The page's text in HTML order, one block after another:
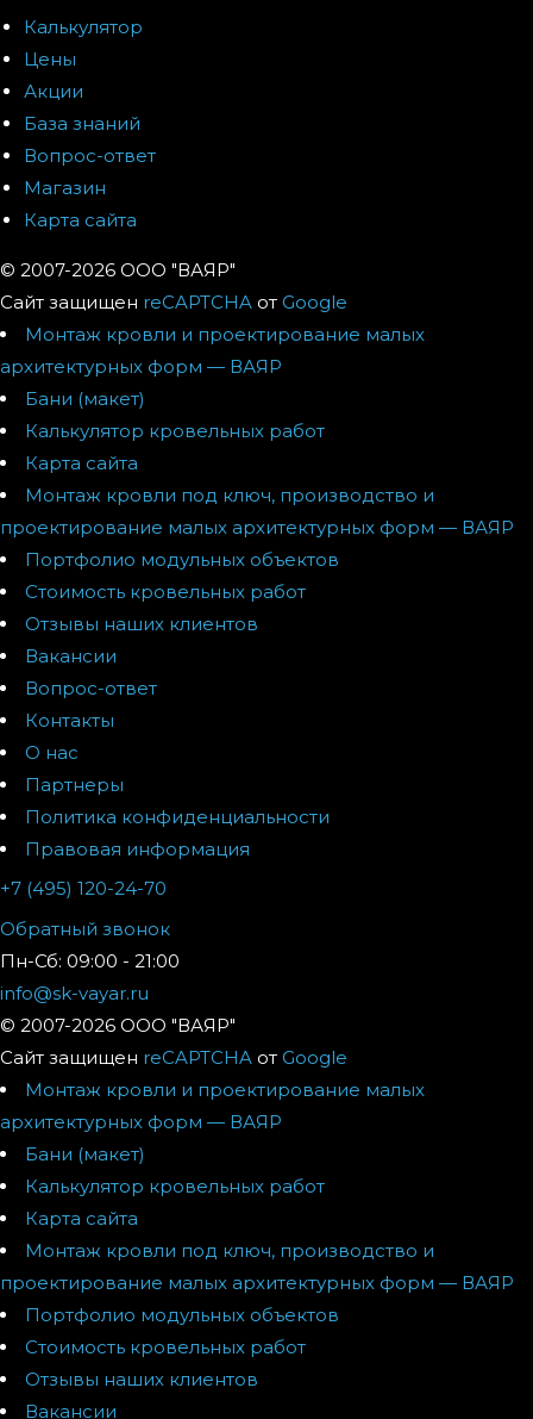
Калькулятор
Цены
Акции
База знаний
Вопрос-ответ
Магазин
Карта сайта
© 2007-2026 ООО "ВАЯР"
Сайт защищен reCAPTCHA от Google
Монтаж кровли и проектирование малых
архитектурных форм — ВАЯР
Бани (макет)
Калькулятор кровельных работ
Карта сайта
Монтаж кровли под ключ, производство и
проектирование малых архитектурных форм — ВАЯР
Портфолио модульных объектов
Стоимость кровельных работ
Отзывы наших клиентов
Вакансии
Вопрос-ответ
Контакты
О нас
Партнеры
Политика конфиденциальности
Правовая информация
+7 (495) 120-24-70
Обратный звонок
Пн-Сб: 09:00 - 21:00
info@sk-vayar.ru
© 2007-2026 ООО "ВАЯР"
Сайт защищен reCAPTCHA от Google
Монтаж кровли и проектирование малых
архитектурных форм — ВАЯР
Бани (макет)
Калькулятор кровельных работ
Карта сайта
Монтаж кровли под ключ, производство и
проектирование малых архитектурных форм — ВАЯР
Портфолио модульных объектов
Стоимость кровельных работ
Отзывы наших клиентов
Вакансии